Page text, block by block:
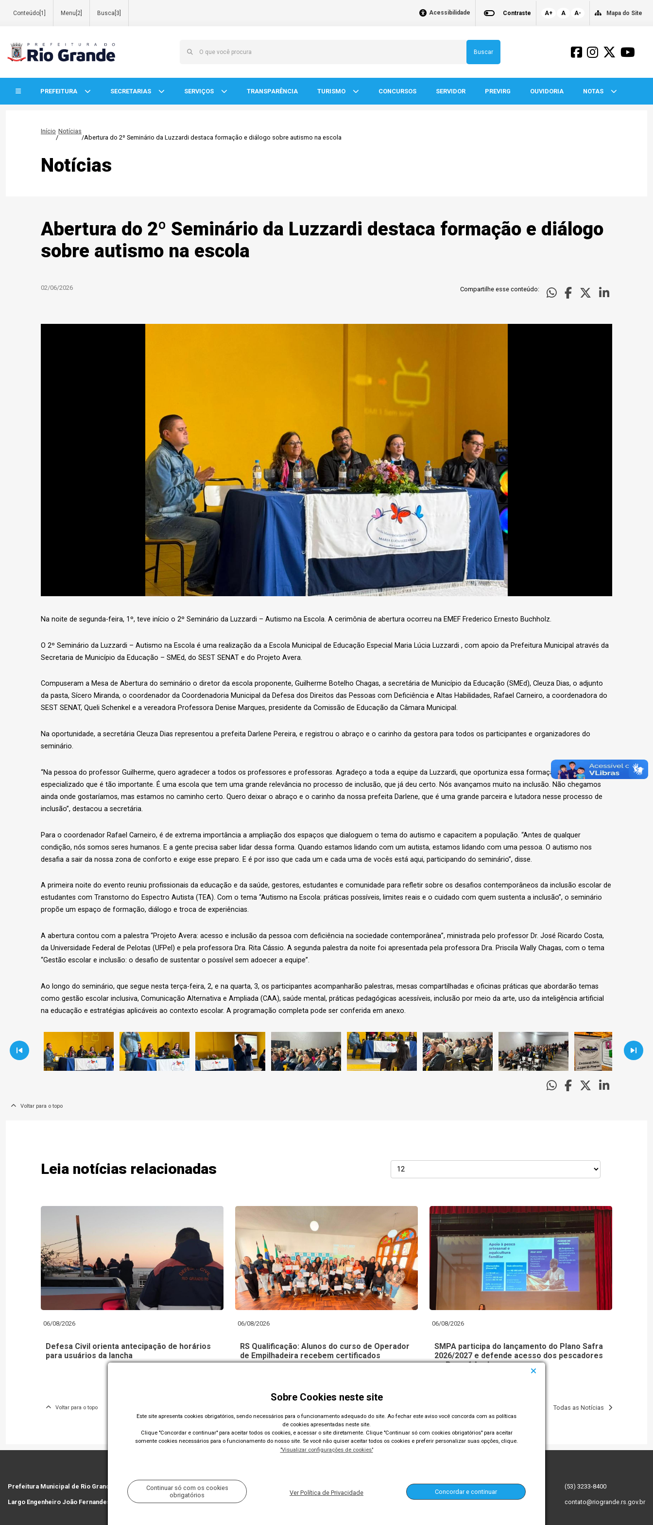
Conteúdo[1] Menu[2] Busca[3] Acessibilidade Contraste A+ A A- Mapa do Site
Buscar
PREFEITURA SECRETARIAS SERVIÇOS TRANSPARÊNCIA TURISMO CONCURSOS SERVIDOR PREVIRG OUVIDORIA NOTAS
Início
/
Notícias
/Abertura do 2º Seminário da Luzzardi destaca formação e diálogo sobre autismo na escola
Notícias
Abertura do 2º Seminário da Luzzardi destaca formação e diálogo
sobre autismo na escola
02/06/2026 Compartilhe esse conteúdo:
Na noite de segunda-feira, 1º, teve início o 2º Seminário da Luzzardi – Autismo na Escola. A cerimônia de abertura ocorreu na EMEF Frederico Ernesto Buchholz.
O 2º Seminário da Luzzardi – Autismo na Escola é uma realização da a Escola Municipal de Educação Especial Maria Lúcia Luzzardi , com apoio da Prefeitura Municipal através da
Secretaria de Município da Educação – SMEd, do SEST SENAT e do Projeto Avera.
Compuseram a Mesa de Abertura do seminário o diretor da escola proponente, Guilherme Botelho Chagas, a secretária de Município da Educação (SMEd), Cleuza Dias, o adjunto
da pasta, Sícero Miranda, o coordenador da Coordenadoria Municipal da Defesa dos Direitos das Pessoas com Deficiência e Altas Habilidades, Rafael Carneiro, a coordenadora do
SEST SENAT, Queli Schenkel e a vereadora Professora Denise Marques, presidente da Comissão de Educação da Câmara Municipal.
Na oportunidade, a secretária Cleuza Dias representou a prefeita Darlene Pereira, e registrou o abraço e o carinho da gestora para todos os participantes e organizadores do
seminário.
“Na pessoa do professor Guilherme, quero agradecer a todos os professores e professoras. Agradeço a toda a equipe da Luzzardi, que oportuniza essa formação, esse trabalho
especializado que é tão importante. É uma escola que tem uma grande relevância no processo de inclusão, que já deu certo. Nós avançamos muito na inclusão. Não chegamos
ainda onde gostaríamos, mas estamos no caminho certo. Quero deixar o abraço e o carinho da nossa prefeita Darlene, que é uma grande parceira e lutadora nesse processo de
inclusão”, destacou a secretária.
Para o coordenador Rafael Carneiro, é de extrema importância a ampliação dos espaços que dialoguem o tema do autismo e capacitem a população. “Antes de qualquer
condição, nós somos seres humanos. E a gente precisa saber lidar dessa forma. Quando estamos lidando com um autista, estamos lidando com uma pessoa. O autismo nos
desafia a sair da nossa zona de conforto e exige esse preparo. E é por isso que cada um e cada uma de vocês está aqui, participando do seminário”, disse.
A primeira noite do evento reuniu profissionais da educação e da saúde, gestores, estudantes e comunidade para refletir sobre os desafios contemporâneos da inclusão escolar de
estudantes com Transtorno do Espectro Autista (TEA). Com o tema “Autismo na Escola: práticas possíveis, limites reais e o cuidado com quem sustenta a inclusão”, o seminário
propõe um espaço de formação, diálogo e troca de experiências.
A abertura contou com a palestra “Projeto Avera: acesso e inclusão da pessoa com deficiência na sociedade contemporânea”, ministrada pelo professor Dr. José Ricardo Costa,
da Universidade Federal de Pelotas (UFPel) e pela professora Dra. Rita Cássio. A segunda palestra da noite foi apresentada pela professora Dra. Priscila Wally Chagas, com o tema
“Gestão escolar e inclusão: o desafio de sustentar o possível sem adoecer a equipe”.
Ao longo do seminário, que segue nesta terça-feira, 2, e na quarta, 3, os participantes acompanharão palestras, mesas compartilhadas e oficinas práticas que abordarão temas
como gestão escolar inclusiva, Comunicação Alternativa e Ampliada (CAA), saúde mental, práticas pedagógicas acessíveis, inclusão por meio da arte, uso da inteligência artificial
na educação e estratégias aplicáveis ao contexto escolar. A programação completa pode ser conferida em anexo.
Voltar para o topo
Leia notícias relacionadas
06/08/2026
Defesa Civil orienta antecipação de horários
para usuários da lancha
06/08/2026
RS Qualificação: Alunos do curso de Operador
de Empilhadeira recebem certificados
06/08/2026
SMPA participa do lançamento do Plano Safra
2026/2027 e defende acesso dos pescadores
ao Pronaf Azul
Voltar para o topo Todas as Notícias
Sobre Cookies neste site
Este site apresenta cookies obrigatórios, sendo necessários para o funcionamento adequado do site. Ao fechar este aviso você concorda com as políticas
de cookies apresentadas neste site.
Clique "Concordar e continuar" para aceitar todos os cookies, e acessar o site diretamente. Clique "Continuar só com cookies obrigatórios" para aceitar
somente cookies necessários para o funcionamento do nosso site. Se você não quiser aceitar todos os cookies e preferir personalizar suas opções, clique.
"Visualizar configurações de cookies"
Continuar só com os cookies
obrigatórios
Ver Política de Privacidade Concordar e continuar
Prefeitura Municipal de Rio Grande
Largo Engenheiro João Fernandes Moreira - Centro - Rio Grande/RS
(53) 3233-8400
contato@riogrande.rs.gov.br